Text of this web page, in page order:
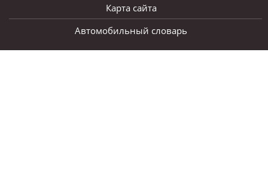
Карта сайта
Автомобильный словарь